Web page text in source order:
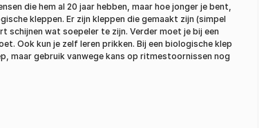
die hem al 20 jaar hebben, maar hoe jonger je bent,
kleppen. Er zijn kleppen die gemaakt zijn (simpel
schijnen wat soepeler te zijn. Verder moet je bij een
Ook kun je zelf leren prikken. Bij een biologische klep
maar gebruik vanwege kans op ritmestoornissen nog